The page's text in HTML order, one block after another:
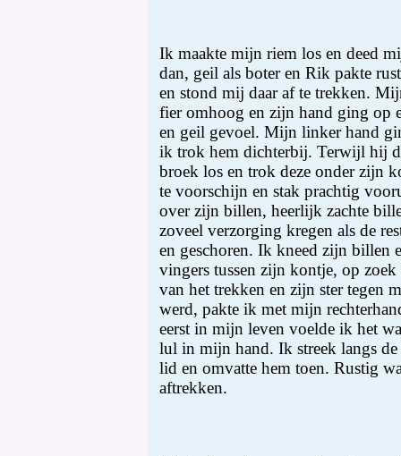
Ik maakte mijn riem los en deed
dan, geil als boter en Rik pakte
en stond mij daar af te trekken.
fier omhoog en zijn hand ging op
en geil gevoel. Mijn linker hand
ik trok hem dichterbij. Terwijl hij
broek los en trok deze onder zijn
te voorschijn en stak prachtig
over zijn billen, heerlijk zachte
zoveel verzorging kregen als de
en geschoren. Ik kneed zijn billen
vingers tussen zijn kontje, op
van het trekken en zijn ster tegen
werd, pakte ik met mijn
eerst in mijn leven voelde ik het
lul in mijn hand. Ik streek langs
lid en omvatte hem toen. Rustig
aftrekken.